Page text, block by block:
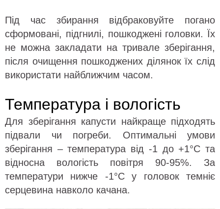
Під час збирання відбраковуйте погано
сформовані, підгнилі, пошкоджені головки. Їх
не можна закладати на тривале зберігання,
після очищення пошкоджених ділянок їх слід
використати найближчим часом.
Температура і вологість
Для зберігання капусти найкраще підходять
підвали чи погреби. Оптимальні умови
зберігання – температура від -1 до +1°C та
відносна вологість повітря 90-95%. За
температури нижче -1°C у головок темніє
серцевина навколо качана.